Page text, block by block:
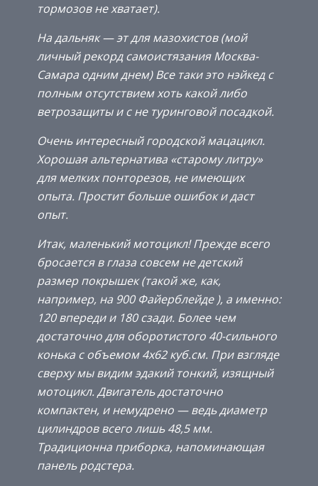
тормозов не хватает).
На дальняк — эт для мазохистов (мой
личный рекорд самоистязания Москва-
Самара одним днем) Все таки это нэйкед с
полным отсутствием хоть какой либо
ветрозащиты и с не туринговой посадкой.
Очень интересный городской мацацикл.
Хорошая альтернатива «старому литру»
для мелких понторезов, не имеющих
опыта. Простит больше ошибок и даст
опыт.
Итак, маленький мотоцикл! Прежде всего
бросается в глаза совсем не детский
размер покрышек (такой же, как,
например, на 900 Файерблейде ), а именно:
120 впереди и 180 сзади. Более чем
достаточно для оборотистого 40-сильного
конька с объемом 4х62 куб.см. При взгляде
сверху мы видим эдакий тонкий, изящный
мотоцикл. Двигатель достаточно
компактен, и немудрено — ведь диаметр
цилиндров всего лишь 48,5 мм.
Традиционна приборка, напоминающая
панель родстера.